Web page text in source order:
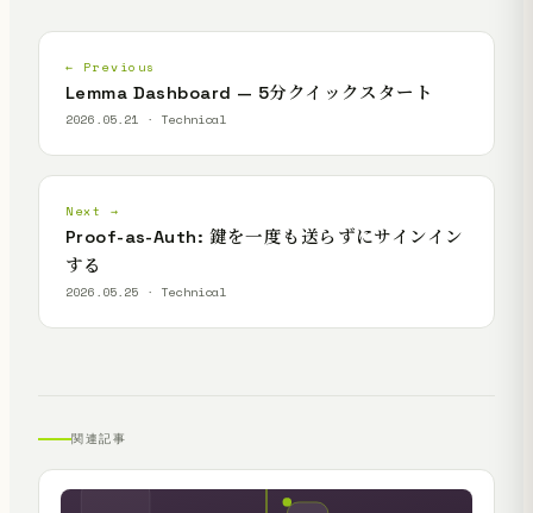
← Previous
Lemma Dashboard — 5分クイックスタート
2026.05.21 · Technical
Next →
Proof-as-Auth: 鍵を一度も送らずにサインイン
する
2026.05.25 · Technical
関連記事